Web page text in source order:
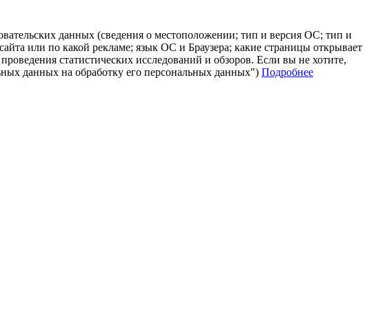
данных (сведения о местоположении; тип и версия ОС; тип и
или по какой рекламе; язык ОС и Браузера; какие страницы открывает
статистических исследований и обзоров. Если вы не хотите,
данных на обработку его персональных данных") Подробнее